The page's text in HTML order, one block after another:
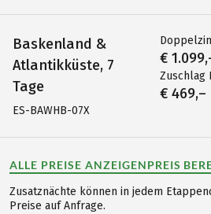
Baskenland &
Atlantikküste, 7
Tage
ES-BAWHB-07X
€
Zuschlag
€ 469,–
ALLE PREISE ANZEIGENPREIS
Zusatznächte können in jedem
Preise auf Anfrage.